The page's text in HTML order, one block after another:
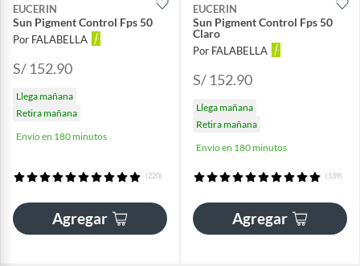
EUCERIN
Sun Pigment Control Fps 50
Por FALABELLA
S/ 152.90
Llega mañana
Retira mañana
Envío en 180 minutos
(220)
Agregar
EUCERIN
Sun Pigment Control Fps 50
Claro
Por FALABELLA
S/ 152.90
Llega mañana
Retira mañana
Envío en 180 minutos
(139)
Agregar